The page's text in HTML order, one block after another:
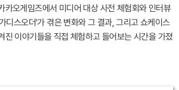
카오게임즈에서 미디어 대상 사전 체험회와 인터뷰
디스오더'가 겪은 변화와 그 결과, 그리고 쇼케이스
진 이야기들을 직접 체험하고 들어보는 시간을 가졌